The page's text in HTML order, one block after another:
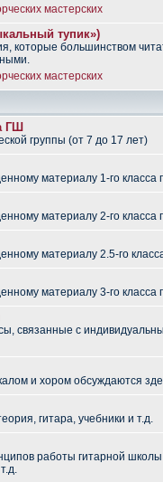
мастерских
тупик»)
которые большинством
мастерских
ГШ
группы (от 7 до 17 лет)
материалу 1-го класса
материалу 2-го класса
материалу 2.5-го
материалу 3-го класса
связанные с
и хором обсуждаются
гитара, учебники и т.д.
работы гитарной